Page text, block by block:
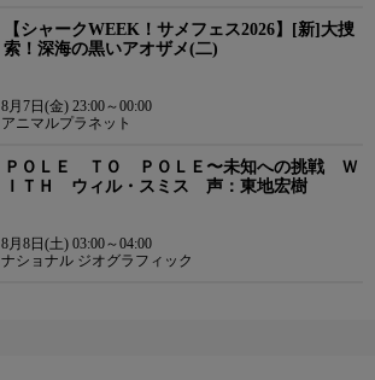
【シャークWEEK！サメフェス2026】[新]大捜
索！深海の黒いアオザメ(二)
8月7日(金) 23:00～00:00
アニマルプラネット
ＰＯＬＥ ＴＯ ＰＯＬＥ〜未知への挑戦 Ｗ
ＩＴＨ ウィル・スミス 声：東地宏樹
8月8日(土) 03:00～04:00
ナショナル ジオグラフィック